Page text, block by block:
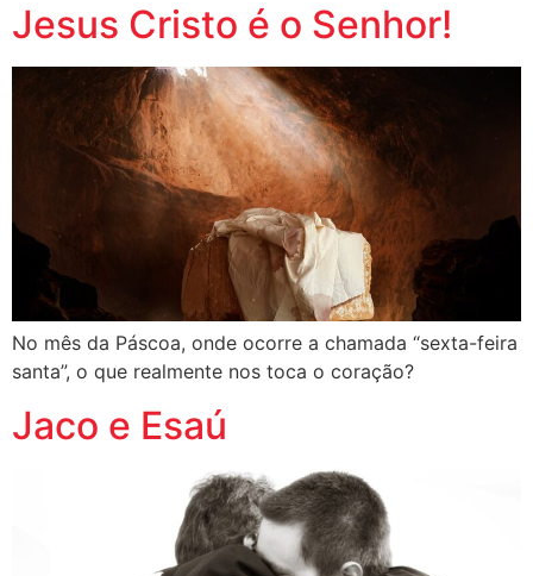
Jesus Cristo é o Senhor!
No mês da Páscoa, onde ocorre a chamada “sexta-feira
santa”, o que realmente nos toca o coração?
Jaco e Esaú